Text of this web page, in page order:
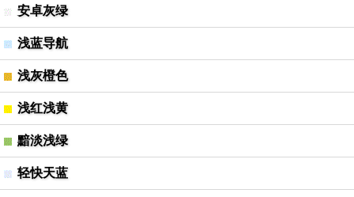
安卓灰绿
浅蓝导航
浅灰橙色
浅红浅黄
黯淡浅绿
轻快天蓝